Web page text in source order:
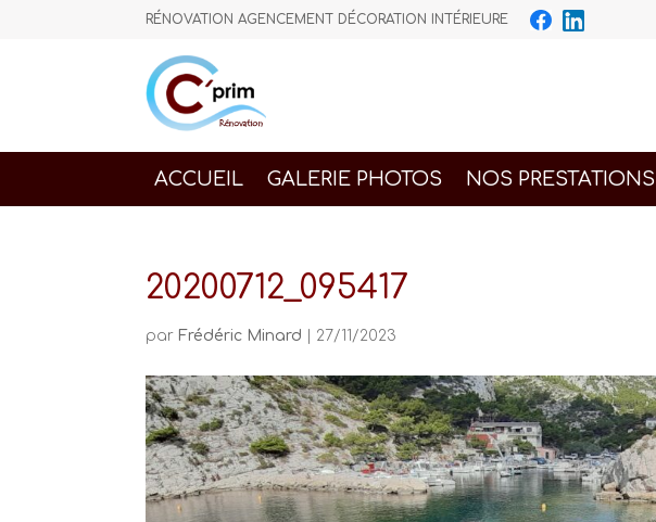
RÉNOVATION AGENCEMENT DÉCORATION INTÉRIEURE
ACCUEIL GALERIE PHOTOS NOS PRESTATIONS
20200712_095417
par Frédéric Minard 27/11/2023